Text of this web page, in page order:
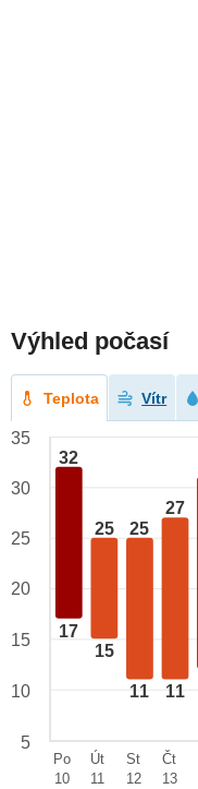
Výhled počasí
Teplota Vítr
32
17
25
15
25
11
27
11
35
30
25
20
15
10
5
Po
10
Út
11
St
12
Čt
13